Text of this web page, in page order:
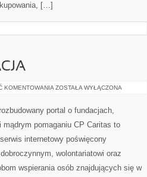
[…]
KOMENTOWANIA KOORDYNACJA
ZOSTAŁA WYŁĄCZONA
portal o fundacjach,
mądrym pomaganiu CP Caritas to
internetowy poświęcony
wolontariatowi oraz
wspierania osób znajdujących się w